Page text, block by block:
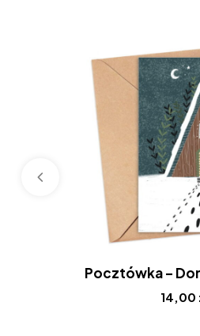
Pocztówka –
14,00